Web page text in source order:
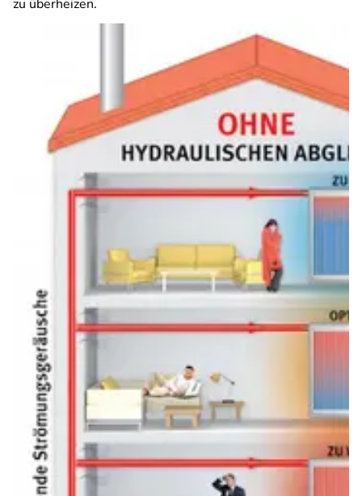
zu überheizen.